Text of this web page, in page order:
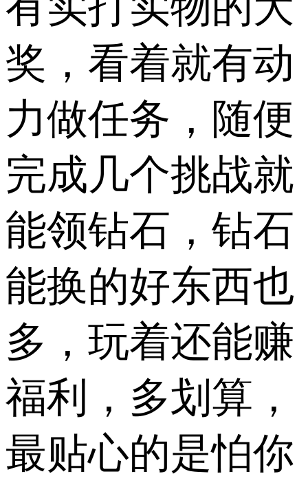
奖，看着就有动
力做任务，随便
完成几个挑战就
能领钻石，钻石
能换的好东西也
多，玩着还能赚
福利，多划算，
最贴心的是怕你